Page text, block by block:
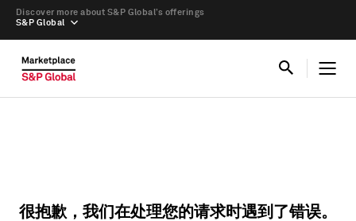
S&P Global
Discover more about S&P Global’s offerings
很抱歉，我们在处理您的请求时遇到了错误。